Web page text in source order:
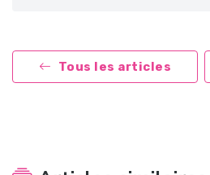
Tous les articles